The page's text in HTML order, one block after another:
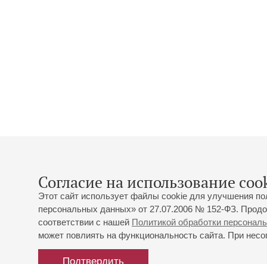
Согласие на использование
Этот сайт использует файлы cookie для улучшения
персональных данных» от 27.07.2006 № 152-ФЗ.
соответствии с нашей Политикой обработки
может повлиять на функциональность сайта. При
Подтвердить